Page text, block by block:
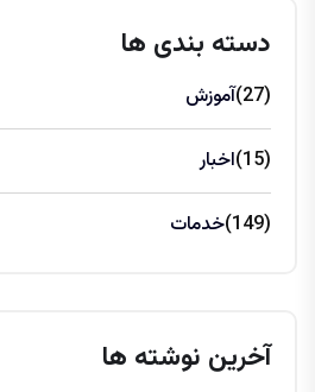
دسته بندی ها
آموزش (27)
اخبار (15)
خدمات (149)
آخرین نوشته ها